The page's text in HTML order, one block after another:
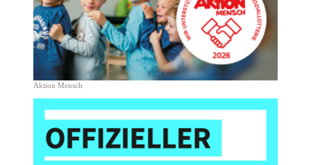
Aktion Mensch